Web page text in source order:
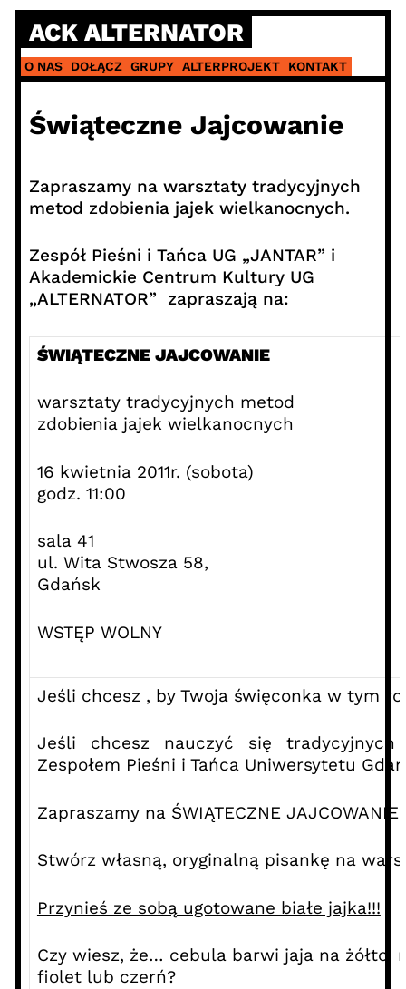
Skip
content
ACK ALTERNATOR
O NAS DOŁĄCZ GRUPY ALTERPROJEKT KONTAKT
Świąteczne Jajcowanie
Zapraszamy na warsztaty tradycyjnych
metod zdobienia jajek wielkanocnych.
Zespół Pieśni i Tańca UG „JANTAR” i
Akademickie Centrum Kultury UG
„ALTERNATOR” zapraszają na:
ŚWIĄTECZNE JAJCOWANIE
warsztaty tradycyjnych metod
zdobienia jajek wielkanocnych
16 kwietnia 2011r. (sobota)
godz. 11:00
sala 41
ul. Wita Stwosza 58,
Gdańsk
WSTĘP WOLNY
Jeśli chcesz , by Twoja święconka w tym
Jeśli chcesz nauczyć się
Zespołem Pieśni i Tańca Uniwersytetu
Zapraszamy na ŚWIĄTECZNE JAJCOWANIE.
Stwórz własną, oryginalną pisankę na
Przynieś ze sobą ugotowane białe jajka!!!
Czy wiesz, że… cebula barwi jaja na żółto,
fiolet lub czerń?